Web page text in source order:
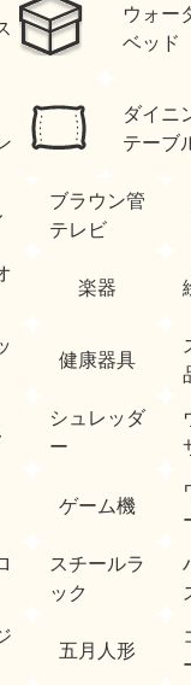
ウォー
ベッド
ダイニ
テーブ
ブラウン管
テレビ
楽器
健康器具
シュレッダ
ー
ゲーム機
スチールラ
ック
五月人形
北海道・東北
5277
中無休
050-
9:00
年中無休 9:00〜
5273
中無休
050-
9:00〜